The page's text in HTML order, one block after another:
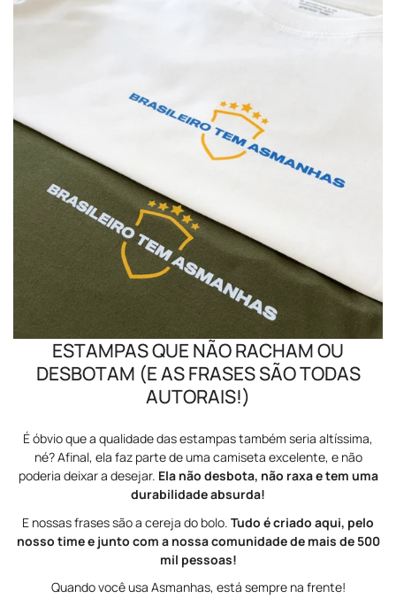
ESTAMPAS QUE NÃO RACHAM OU
DESBOTAM (E AS FRASES SÃO TODAS
AUTORAIS!)
É óbvio que a qualidade das estampas também seria altíssima,
né? Afinal, ela faz parte de uma camiseta excelente, e não
poderia deixar a desejar. Ela não desbota, não raxa e tem uma
durabilidade absurda!
E nossas frases são a cereja do bolo. Tudo é criado aqui, pelo
nosso time e junto com a nossa comunidade de mais de 500
mil pessoas!
Quando você usa Asmanhas, está sempre na frente!